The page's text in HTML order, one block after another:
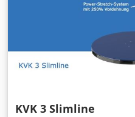
KVK 3 Slimline